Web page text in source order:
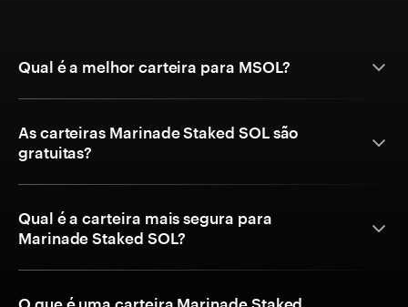
Qual é a melhor carteira para MSOL?
As carteiras Marinade Staked SOL são
gratuitas?
Qual é a carteira mais segura para
Marinade Staked SOL?